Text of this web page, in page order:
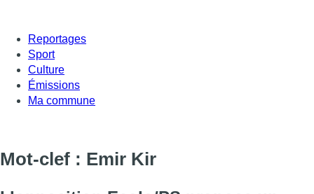
Reportages
Sport
Culture
Émissions
Ma commune
Mot-clef : Emir Kir